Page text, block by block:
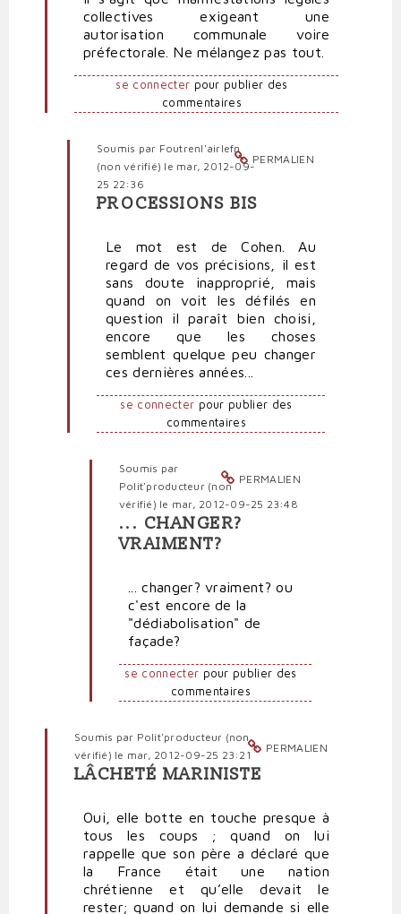
Marine
Le
Pen
de
mauvaise
Foutrenl'airlefn
(non
vérifié)
collectives exigeant une
autorisation communale voire
préfectorale. Ne mélangez pas tout.
se connecter pour publier des
commentaires
PERMALIEN
Soumis par Foutrenl'airlefn
(non vérifié) le mar, 2012-09-
25 22:36
En
Processions
par
Polit'producteur
(non
vérifié)
PROCESSIONS BIS
Le mot est de Cohen. Au
regard de vos précisions, il est
sans doute inapproprié, mais
quand on voit les défilés en
question il paraît bien choisi,
encore que les choses
semblent quelque peu changer
ces dernières années...
se connecter pour publier des
commentaires
PERMALIEN
Soumis par
Polit'producteur (non
vérifié) le mar, 2012-09-25 23:48
En
réponse
Processions
bis
par
Foutrenl'airlefn
vérifié)
... CHANGER?
VRAIMENT?
... changer? vraiment? ou
c'est encore de la
"dédiabolisation" de
façade?
se connecter pour publier des
commentaires
PERMALIEN
Soumis par Polit'producteur (non
vérifié) le mar, 2012-09-25 23:21
En
Marine
Le
Pen
de
mauvaise
LÂCHETÉ MARINISTE
Oui, elle botte en touche presque à
tous les coups ; quand on lui
rappelle que son père a déclaré que
la France était une nation
chrétienne et qu’elle devait le
rester; quand on lui demande si elle